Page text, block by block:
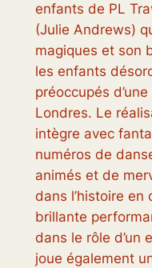
enfants de PL
(Julie Andrews)
magiques et son
les enfants
préoccupés
Londres. Le
intègre avec
numéros de
animés et de
dans l’histoire
brillante
dans le rôle d’un
joue également